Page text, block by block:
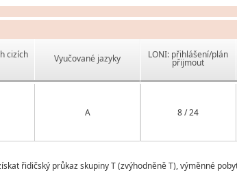
cizích Vyučované jazyky
A
LONI: přihlášení/plán
přijmout
8 / 24
řidičský průkaz skupiny T (zvýhodněně T), výměnné